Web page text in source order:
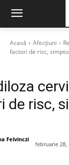
Acasă Afecțiuni
factori de risc,
de risc,
Felvinczi
februarie 28,